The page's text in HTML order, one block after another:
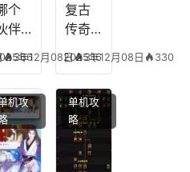
366
个
伴
符
，
心
命
后
年12月08日 316
复古
传奇
平民
搭配
阵
容，
复古
传奇
2025年12月08日 330
机攻
单机攻
略